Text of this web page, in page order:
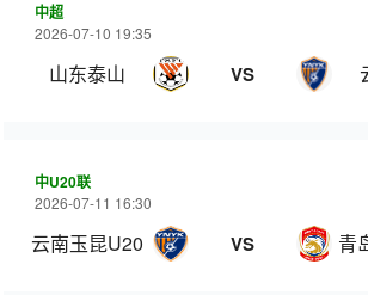
中超
2026-07-10 19:35
山东泰山 VS
中U20联
2026-07-11 16:30
云南玉昆U20 VS 青